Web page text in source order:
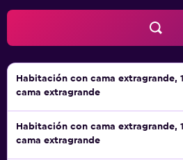
Habitación con cama extragrande, 1
cama extragrande
Habitación con cama extragrande, 1
cama extragrande